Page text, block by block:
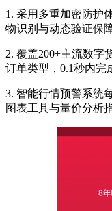
1. 采用多重加密防护
物识别与动态验证保
2. 覆盖200+主流数字
订单类型，0.1秒内完
3. 智能行情预警系统
图表工具与量价分析